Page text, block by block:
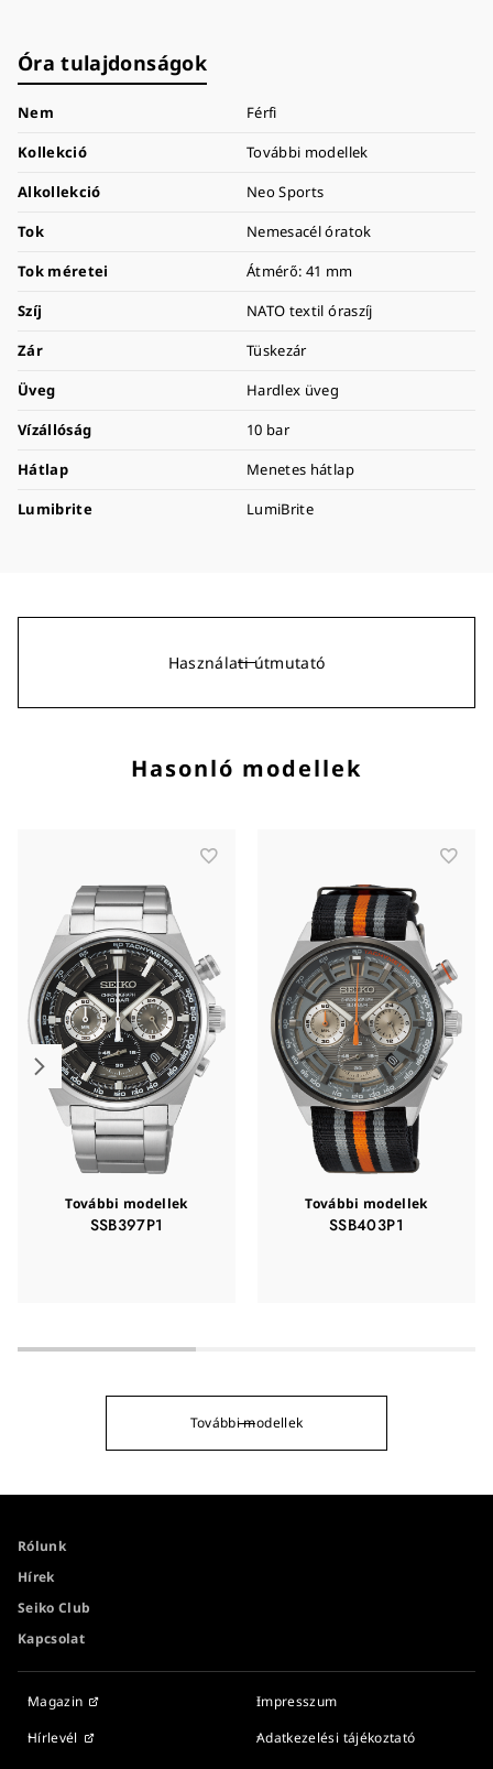
Óra tulajdonságok
Nem
Férfi
Kollekció
További modellek
Alkollekció
Neo Sports
Tok
Nemesacél óratok
Tok méretei
Átmérő: 41 mm
Szíj
NATO textil óraszíj
Zár
Tüskezár
Üveg
Hardlex üveg
Vízállóság
10 bar
Hátlap
Menetes hátlap
Lumibrite
LumiBrite
Használati útmutató
Hasonló modellek
További modellek
SSB397P1
További modellek
SSB403P1
További modellek
Rólunk
Hírek
Seiko Club
Kapcsolat
Magazin
Hírlevél
Impresszum
Adatkezelési tájékoztató